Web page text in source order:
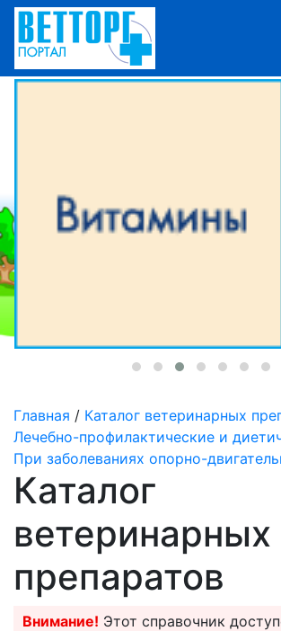
Главная / Каталог ветеринарных
Лечебно-профилактические и
При заболеваниях опорно-
Каталог
ветеринарных
препаратов
Внимание! Этот справочник